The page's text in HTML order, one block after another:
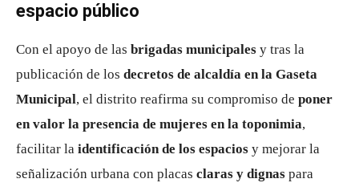
espacio público
Con el apoyo de las brigadas municipales y tras la
publicación de los decretos de alcaldía en la Gaseta
Municipal, el distrito reafirma su compromiso de poner
en valor la presencia de mujeres en la toponimia,
facilitar la identificación de los espacios y mejorar la
señalización urbana con placas claras y dignas para